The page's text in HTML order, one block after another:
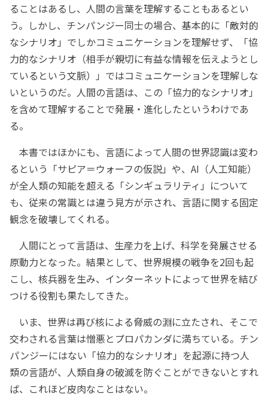
ることはあるし、人間の言葉を理解することもあるとい
う。しかし、チンパンジー同士の場合、基本的に「敵対的
なシナリオ」でしかコミュニケーションを理解せず、「協
力的なシナリオ（相手が親切に有益な情報を伝えようとし
ているという文脈）」ではコミュニケーションを理解しな
いというのだ。人間の言語は、この「協力的なシナリオ」
を含めて理解することで発展・進化したというわけであ
る。
本書ではほかにも、言語によって人間の世界認識は変わ
るという「サピア＝ウォーフの仮説」や、AI（人工知能）
が全人類の知能を超える「シンギュラリティ」について
も、従来の常識とは違う見方が示され、言語に関する固定
観念を破壊してくれる。
人間にとって言語は、生産力を上げ、科学を発展させる
原動力となった。結果として、世界規模の戦争を2回も起
こし、核兵器を生み、インターネットによって世界を結び
つける役割も果たしてきた。
いま、世界は再び核による脅威の淵に立たされ、そこで
交わされる言葉は憎悪とプロパカンダに満ちている。チン
パンジーにはない「協力的なシナリオ」を起源に持つ人
類の言語が、人類自身の破滅を防ぐことができないとすれ
ば、これほど皮肉なことはない。